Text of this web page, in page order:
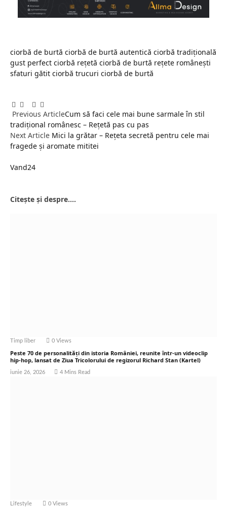
ciorbă de burtă ciorbă de burtă autentică ciorbă tradițională
gust perfect ciorbă rețetă ciorbă de burtă rețete românești
sfaturi gătit ciorbă trucuri ciorbă de burtă
Facebook
Twitter
Pinterest
LinkedIn
Tumblr
Previous ArticleCum să faci cele mai bune sarmale în stil
tradițional românesc – Rețetă pas cu pas
Next Article Mici la grătar – Rețeta secretă pentru cele mai
fragede și aromate mititei
Vand24
Citește și despre....
Timp liber 0 Views
Peste 70 de personalități din istoria României, reunite într-un videoclip
hip-hop, lansat de Ziua Tricolorului de regizorul Richard Stan (Kartel)
iunie 26, 2026 4 Mins Read
Lifestyle 0 Views